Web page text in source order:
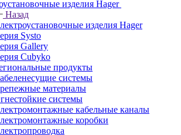
изделия Hager
Назад
изделия Hager
Systo
Gallery
Cubyko
продукты
системы
материалы
системы
кабельные каналы
коробки